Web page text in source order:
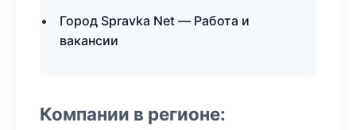
Город Spravka Net — Работа и
вакансии
Компании в регионе: